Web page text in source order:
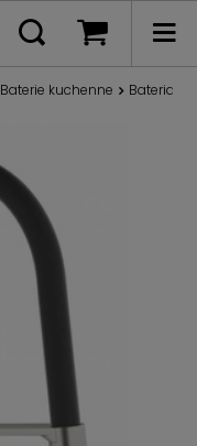
Baterie kuchenne Bateria